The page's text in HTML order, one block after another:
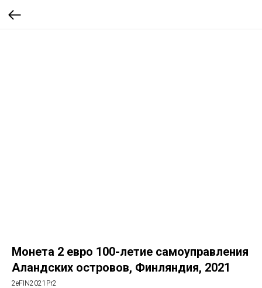
Монета 2 евро 100-летие самоуправления
Аландских островов, Финляндия, 2021
2eFIN2021Pr2